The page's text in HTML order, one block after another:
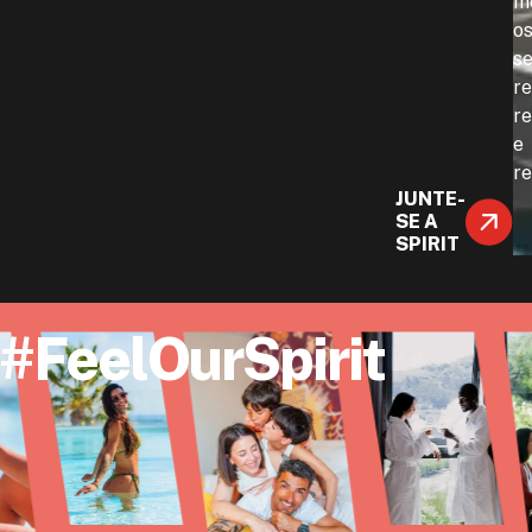
os
e
JUNTE-
SE A
SPIRIT
#FeelOurSpirit